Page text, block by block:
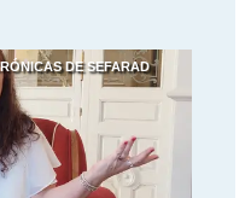
DE SEFARAD